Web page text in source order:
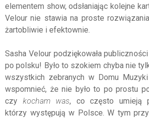
elementem show, odsłaniając kolejne
Velour nie stawia na proste
żartobliwie i efektownie.
Sasha Velour podziękowała
po polsku! Było to szokiem chyba nie
wszystkich zebranych w Domu
wspomnieć, że nie było to po prostu
czy kocham was, co często umieją
którzy występują w Polsce. W tym